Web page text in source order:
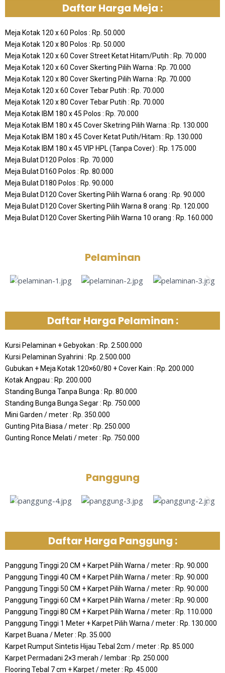
Daftar Harga Meja :
Meja Kotak 120 x 60 Polos : Rp. 50.000
Meja Kotak 120 x 80 Polos : Rp. 50.000
Meja Kotak 120 x 60 Cover Street Ketat Hitam/Putih : Rp. 70.000
Meja Kotak 120 x 60 Cover Skerting Pilih Warna : Rp. 70.000
Meja Kotak 120 x 80 Cover Skerting Pilih Warna : Rp. 70.000
Meja Kotak 120 x 60 Cover Tebar Putih : Rp. 70.000
Meja Kotak 120 x 80 Cover Tebar Putih : Rp. 70.000
Meja Kotak IBM 180 x 45 Polos : Rp. 70.000
Meja Kotak IBM 180 x 45 Cover Sketring Pilih Warna : Rp. 130.000
Meja Kotak IBM 180 x 45 Cover Ketat Putih/Hitam : Rp. 130.000
Meja Kotak IBM 180 x 45 VIP HPL (Tanpa Cover) : Rp. 175.000
Meja Bulat D120 Polos : Rp. 70.000
Meja Bulat D160 Polos : Rp. 80.000
Meja Bulat D180 Polos : Rp. 90.000
Meja Bulat D120 Cover Skerting Pilih Warna 6 orang : Rp. 90.000
Meja Bulat D120 Cover Skerting Pilih Warna 8 orang : Rp. 120.000
Meja Bulat D120 Cover Skerting Pilih Warna 10 orang : Rp. 160.000
Pelaminan
Daftar Harga Pelaminan :
Kursi Pelaminan + Gebyokan : Rp. 2.500.000
Kursi Pelaminan Syahrini : Rp. 2.500.000
Gubukan + Meja Kotak 120×60/80 + Cover Kain : Rp. 200.000
Kotak Angpau : Rp. 200.000
Standing Bunga Tanpa Bunga : Rp. 80.000
Standing Bunga Bunga Segar : Rp. 750.000
Mini Garden / meter : Rp. 350.000
Gunting Pita Biasa / meter : Rp. 250.000
Gunting Ronce Melati / meter : Rp. 750.000
Panggung
Daftar Harga Panggung :
Panggung Tinggi 20 CM + Karpet Pilih Warna / meter : Rp. 90.000
Panggung Tinggi 40 CM + Karpet Pilih Warna / meter : Rp. 90.000
Panggung Tinggi 50 CM + Karpet Pilih Warna / meter : Rp. 90.000
Panggung Tinggi 60 CM + Karpet Pilih Warna / meter : Rp. 90.000
Panggung Tinggi 80 CM + Karpet Pilih Warna / meter : Rp. 110.000
Panggung Tinggi 1 Meter + Karpet Pilih Warna / meter : Rp. 130.000
Karpet Buana / Meter : Rp. 35.000
Karpet Rumput Sintetis Hijau Tebal 2cm / meter : Rp. 85.000
Karpet Permadani 2×3 merah / lembar : Rp. 250.000
Flooring Tebal 7 cm + Karpet / meter : Rp. 45.000